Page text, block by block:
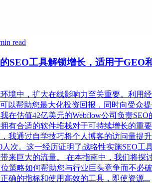
read
SEO工具解锁增长，适用于GEO
境中，扩大在线影响力至关重要。利用
以帮助您最大化投资回报，同时向受众
在估值42亿美元的Webflow公司负责SEO
有合适的软件堆栈对于可持续增长的重
我通过自学技巧将个人博客的访问量提
人次。这一经历证明了战略性实施SEO工
来巨大的流量。 在本指南中，我们将探
策略如何帮助您与行业巨头竞争而不必破
确的指标和使用高效的工具，即使资源...